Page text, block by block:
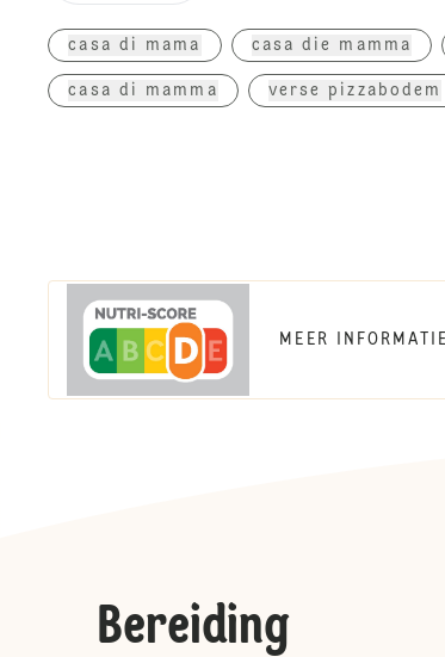
casa di mama casa die mamma
casa di mamma verse pizzabodem
MEER INFORMATIE
Bereiding